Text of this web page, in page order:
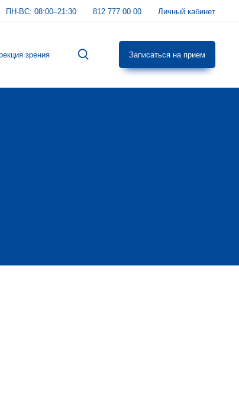
ПН-ВС: 08:00–21:30 812 777 00 00 Личный кабинет
зрения Записаться на прием